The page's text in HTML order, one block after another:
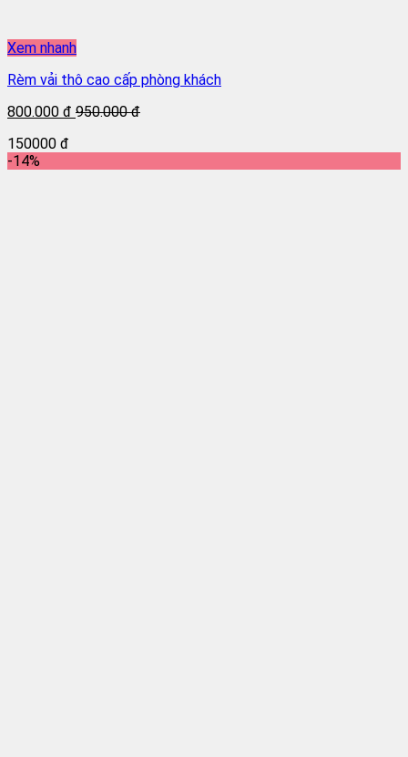
Xem nhanh
Rèm vải thô cao cấp phòng khách
800.000 đ 950.000 đ
150000 đ
-14%